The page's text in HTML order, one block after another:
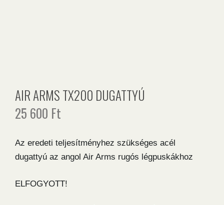
AIR ARMS TX200 DUGATTYÚ
25 600 Ft
Az eredeti teljesítményhez szükséges acél
dugattyú az angol Air Arms rugós légpuskákhoz
ELFOGYOTT!